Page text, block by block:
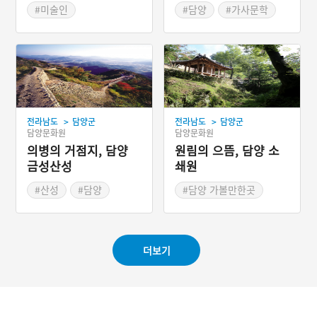
기법을 과감하게 융합시킨
작업을 감행하면서 상고시
대부터 조선시대까지의 역
사화에 매진했고 진정한 한
국의 예술을 모색했다. 조국
의 온전한 미래를 위해 동서
양 식민주의 역사와 철학을
섭렵한 당대 최고의 지식인
이며 독립투사로서 해방 이
후를 준비했던 민족주의자
이다.
#미술인
#담양
#가사문학
#전라남도 문화예술인
전라남도 > 담양군
담양문화원
의병의 거점지, 담양
금성산성
#산성
#담양
전라남도 > 담양군
담양문화원
원림의 으뜸, 담양 소
쇄원
#담양 가볼만한곳
#전라남도 누정
#드라마 촬영지
더보기